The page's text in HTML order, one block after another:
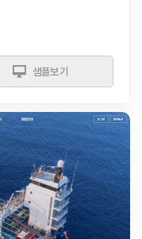
샘플보기